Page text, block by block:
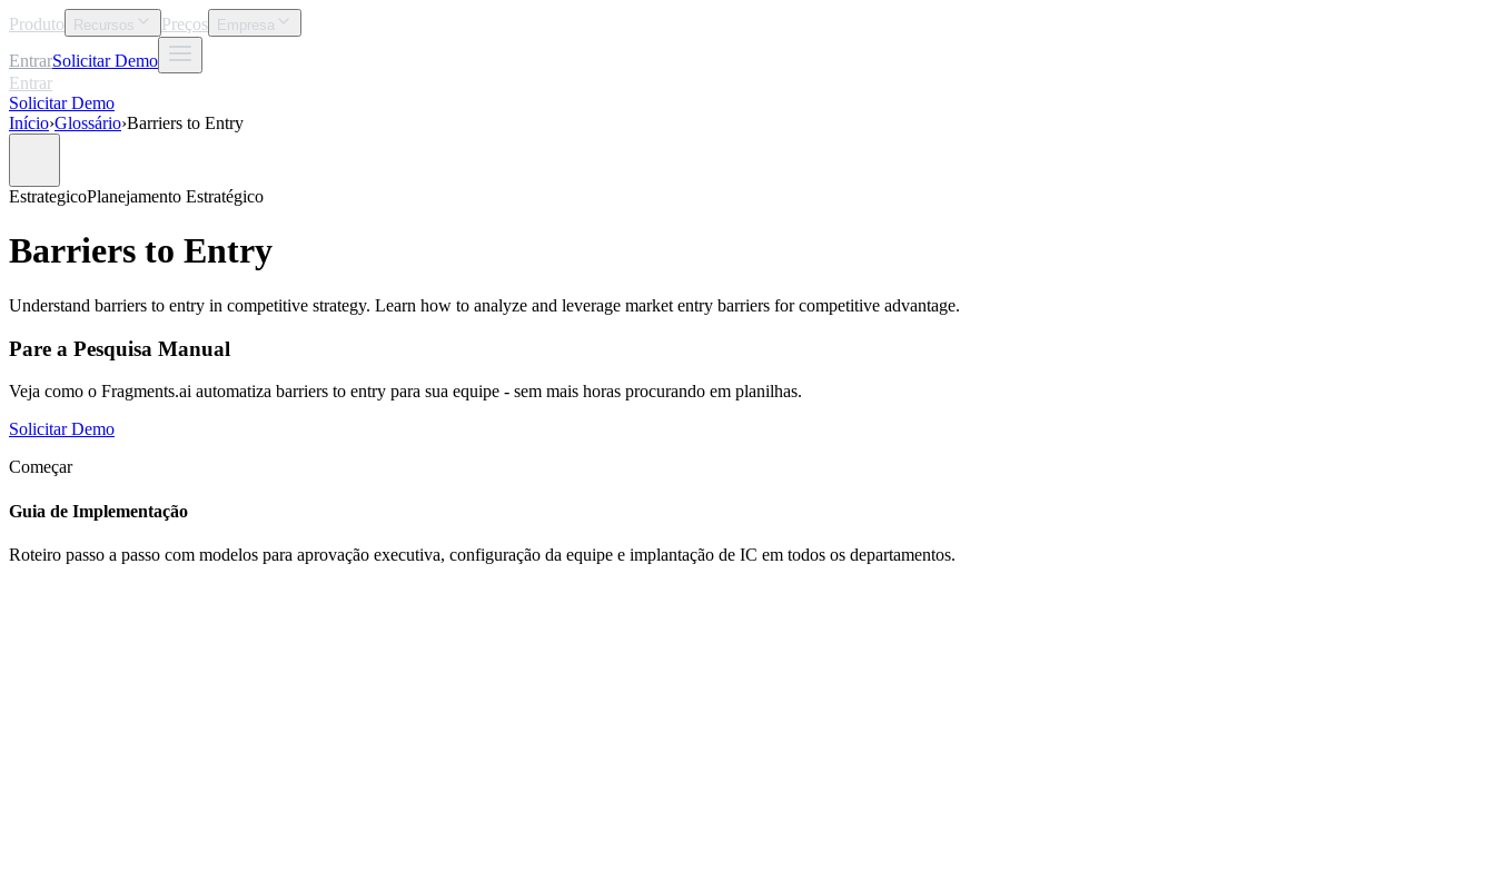
Produto Recursos Preços Empresa
EntrarSolicitar Demo
Entrar
Solicitar Demo
Início›Glossário›Barriers to Entry
EstrategicoPlanejamento Estratégico
Barriers to Entry
Understand barriers to entry in competitive strategy. Learn how to analyze and leverage market entry barriers for competitive advantage.
Pare a Pesquisa Manual
Veja como o Fragments.ai automatiza barriers to entry para sua equipe - sem mais horas procurando em planilhas.
Solicitar Demo
Começar
Guia de Implementação
Roteiro passo a passo com modelos para aprovação executiva, configuração da equipe e implantação de IC em todos os departamentos.